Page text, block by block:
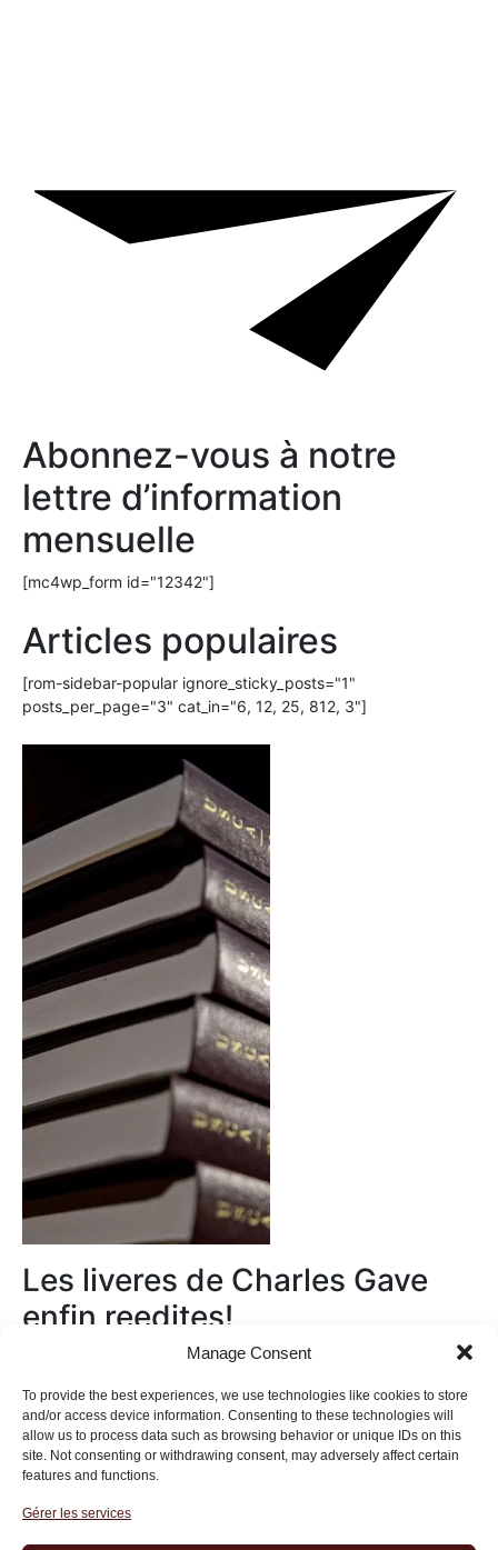
Manage Consent
To provide the best experiences, we use technologies like cookies to store
and/or access device information. Consenting to these technologies will
allow us to process data such as browsing behavior or unique IDs on this
site. Not consenting or withdrawing consent, may adversely affect certain
features and functions.
Gérer les services
Abonnez-vous à notre
lettre d’information
mensuelle
[mc4wp_form id="12342"]
Articles populaires
[rom-sidebar-popular ignore_sticky_posts="1"
posts_per_page="3" cat_in="6, 12, 25, 812, 3"]
Les liveres de Charles Gave
enfin reedites!
Institut des Libertés